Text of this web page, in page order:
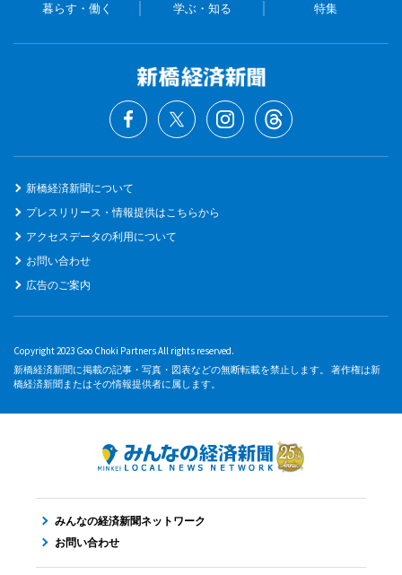
暮らす・働く 学ぶ・知る 特集
新橋経済新聞について
プレスリリース・情報提供はこちらから
アクセスデータの利用について
お問い合わせ
広告のご案内
Copyright 2023 Goo Choki Partners All rights reserved.
新橋経済新聞に掲載の記事・写真・図表などの無断転載を禁止します。 著作権は新
橋経済新聞またはその情報提供者に属します。
みんなの経済新聞ネットワーク
お問い合わせ